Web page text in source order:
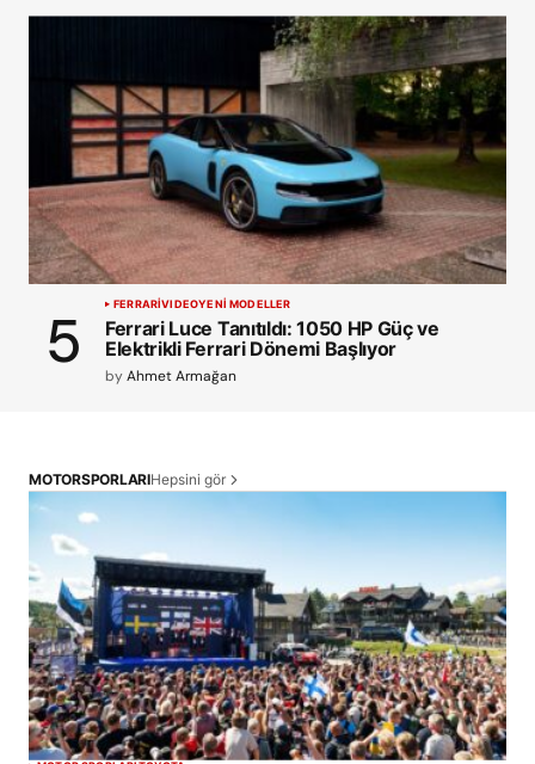
FERRARIVIDEOYENİ MODELLER
Ferrari Luce Tanıtıldı: 1050 HP Güç ve
Elektrikli Ferrari Dönemi Başlıyor
byAhmet Armağan
MOTORSPORLARIHepsini gör